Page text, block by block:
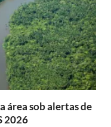
área sob alertas de
2026